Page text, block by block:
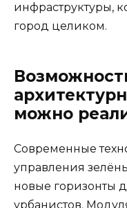
инфраструктуры,
город целиком.
можно
Современные
управления
новые горизонты
урбанистов.